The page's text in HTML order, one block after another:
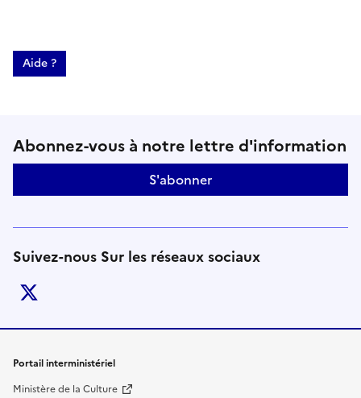
Aide ?
Suivez-nous sur le réseaux
Abonnez-vous à notre lettre d'information
S'abonner
Suivez-nous Sur les réseaux sociaux
Liens de bas de page
Portail interministériel
Ministère de la Culture